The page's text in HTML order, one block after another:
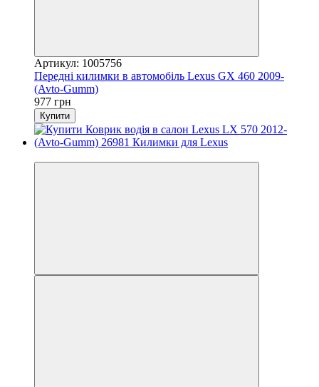
Артикул: 1005756
Передні килимки в автомобіль Lexus GX 460 2009-
(Avto-Gumm)
977 грн
Купити